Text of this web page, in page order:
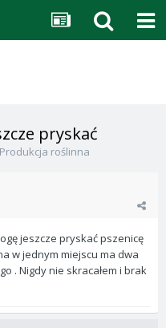
pryskać
Produkcja roślinna
jeszcze pryskać pszenicę
w jednym miejscu ma dwa
. Nigdy nie skracałem i brak